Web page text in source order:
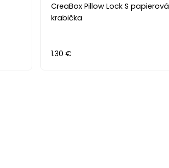
CreaBox Pillow Lock S papierová
krabička
1.30 €